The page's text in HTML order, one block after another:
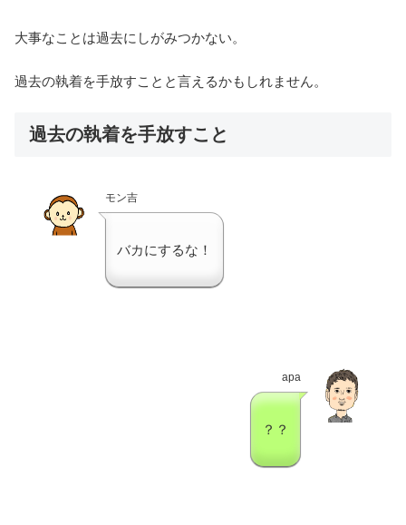
大事なことは過去にしがみつかない。
過去の執着を手放すことと言えるかもしれません。
過去の執着を手放すこと
モン吉
バカにするな！
apa
？？